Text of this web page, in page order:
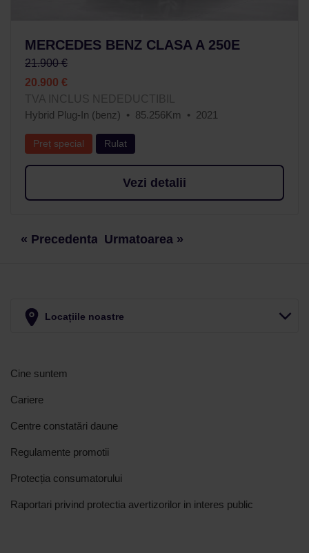
MERCEDES BENZ CLASA A 250E
21.900 €
20.900 €
TVA INCLUS NEDEDUCTIBIL
Hybrid Plug-In (benz)
85.256Km 2021
Preț special Rulat
Vezi detalii
« Precedenta Urmatoarea »
Locațiile noastre
Cine suntem
Cariere
Centre constatări daune
Regulamente promotii
Protecția consumatorului
Raportari privind protectia avertizorilor in interes public